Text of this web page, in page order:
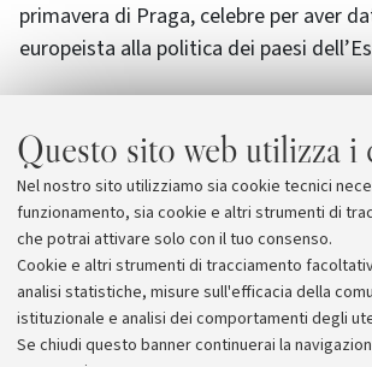
Questo sito web utilizza i
Nel nostro sito utilizziamo sia cookie tecnici
funzionamento, sia cookie e altri strumenti di
che potrai attivare solo con il tuo consenso.
Cookie e altri strumenti di tracciamento
analisi statistiche, misure sull'efficacia della
istituzionale e analisi dei comportamenti degli
Se chiudi questo banner continuerai la
primavera di Praga, celebre per aver
europeista alla politica dei paesi
Allegati
Informazioni sulla mostra di